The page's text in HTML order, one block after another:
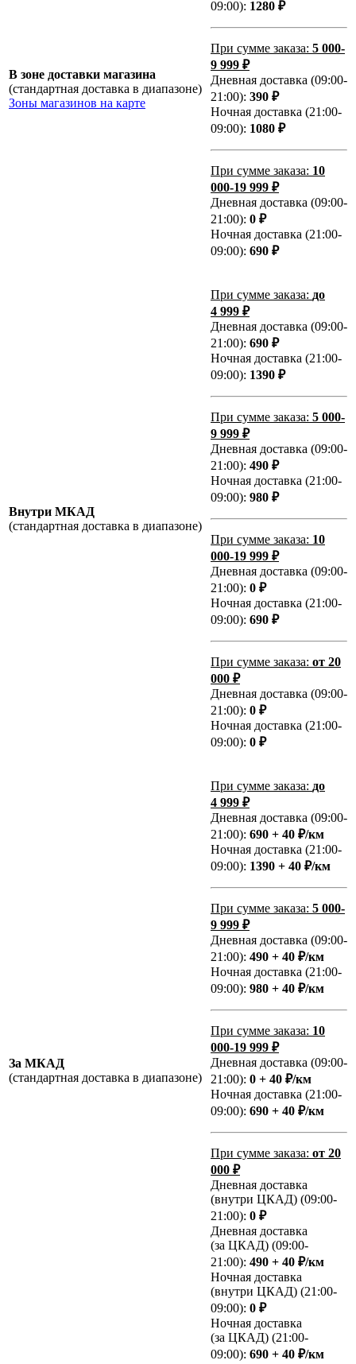
В зоне доставки магазина
(стандартная доставка в диапазоне)
Зоны магазинов на карте
09:00): 1280 ₽
При сумме заказа: 5 000-
9 999 ₽
Дневная доставка (09:00-
21:00): 390 ₽
Ночная доставка (21:00-
09:00): 1080 ₽
При сумме заказа: 10
000-19 999 ₽
Дневная доставка (09:00-
21:00): 0 ₽
Ночная доставка (21:00-
09:00): 690 ₽
Внутри МКАД
(стандартная доставка в диапазоне)
При сумме заказа: до
4 999 ₽
Дневная доставка (09:00-
21:00): 690 ₽
Ночная доставка (21:00-
09:00): 1390 ₽
При сумме заказа: 5 000-
9 999 ₽
Дневная доставка (09:00-
21:00): 490 ₽
Ночная доставка (21:00-
09:00): 980 ₽
При сумме заказа: 10
000-19 999 ₽
Дневная доставка (09:00-
21:00): 0 ₽
Ночная доставка (21:00-
09:00): 690 ₽
При сумме заказа: от 20
000 ₽
Дневная доставка (09:00-
21:00): 0 ₽
Ночная доставка (21:00-
09:00): 0 ₽
За МКАД
(стандартная доставка в диапазоне)
При сумме заказа: до
4 999 ₽
Дневная доставка (09:00-
21:00): 690 + 40 ₽/км
Ночная доставка (21:00-
09:00): 1390 + 40 ₽/км
При сумме заказа: 5 000-
9 999 ₽
Дневная доставка (09:00-
21:00): 490 + 40 ₽/км
Ночная доставка (21:00-
09:00): 980 + 40 ₽/км
При сумме заказа: 10
000-19 999 ₽
Дневная доставка (09:00-
21:00): 0 + 40 ₽/км
Ночная доставка (21:00-
09:00): 690 + 40 ₽/км
При сумме заказа: от 20
000 ₽
Дневная доставка
(внутри ЦКАД) (09:00-
21:00): 0 ₽
Дневная доставка
(за ЦКАД) (09:00-
21:00): 490 + 40 ₽/км
Ночная доставка
(внутри ЦКАД) (21:00-
09:00): 0 ₽
Ночная доставка
(за ЦКАД) (21:00-
09:00): 690 + 40 ₽/км